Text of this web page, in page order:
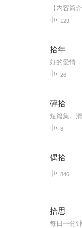
129
拾年
26
碎拾
8
偶拾
846
拾思